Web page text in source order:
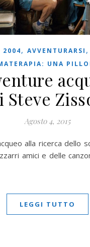
2004, AVVENTURARSI ,
UNA
Steve
Agosto 4, 2015
amici e delle
LEGGI TUTTO